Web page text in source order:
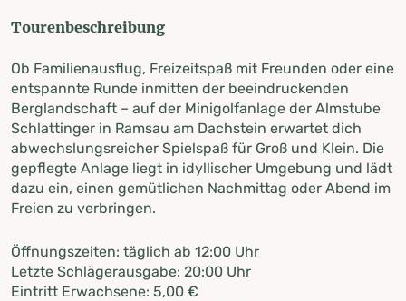
Tourenbeschreibung
Ob Familienausflug, Freizeitspaß mit Freunden oder eine
entspannte Runde inmitten der beeindruckenden
Berglandschaft – auf der Minigolfanlage der Almstube
Schlattinger in Ramsau am Dachstein erwartet dich
abwechslungsreicher Spielspaß für Groß und Klein. Die
gepflegte Anlage liegt in idyllischer Umgebung und lädt
dazu ein, einen gemütlichen Nachmittag oder Abend im
Freien zu verbringen.
Öffnungszeiten: täglich ab 12:00 Uhr
Letzte Schlägerausgabe: 20:00 Uhr
Eintritt Erwachsene: 5,00 €